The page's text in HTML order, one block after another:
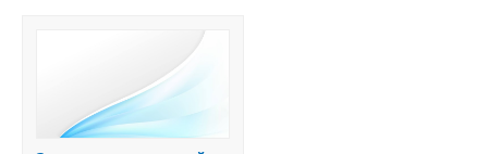
История города